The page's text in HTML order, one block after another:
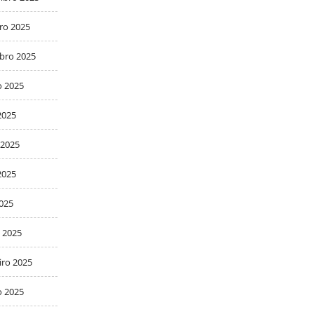
2025
2025
2025
2025
2025